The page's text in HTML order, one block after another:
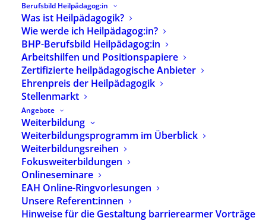
Berufsbild Heilpädagog:in
Was ist Heilpädagogik?
Wie werde ich Heilpädagog:in?
BHP-Berufsbild Heilpädagog:in
Arbeitshilfen und Positionspapiere
Zertifizierte heilpädagogische Anbieter
Ehrenpreis der Heilpädagogik
Stellenmarkt
Angebote
Weiterbildung
Weiterbildungsprogramm im Überblick
Weiterbildungsreihen
Fokusweiterbildungen
Onlineseminare
EAH Online-Ringvorlesungen
Unsere Referent:innen
Hinweise für die Gestaltung barrierearmer Vorträge
20,00€
inkl. 7 % MwSt. zzgl.Versandkosten
Denkbewegungen zwischen
Heilpädagogik und Philosophie
Michaela Menth
Vorrätig
In den Warenkorb
Artikelnummer
Kategorien
Verlagsprogramm
Grundlagen, Ausbildung &
Profession ,Neu erschienen